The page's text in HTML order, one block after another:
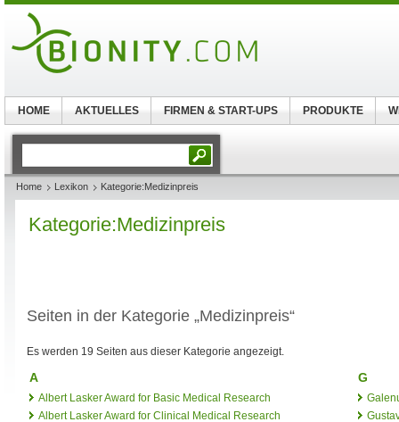
Home Lexikon Kategorie:Medizinpreis
Kategorie:Medizinpreis
Seiten in der Kategorie „Medizinpreis“
Es werden 19 Seiten aus dieser Kategorie angezeigt.
A
Albert Lasker Award for Basic Medical Research
Albert Lasker Award for Clinical Medical Research
G
HOME AKTUELLES FIRMEN & START-UPS PRODUKTE